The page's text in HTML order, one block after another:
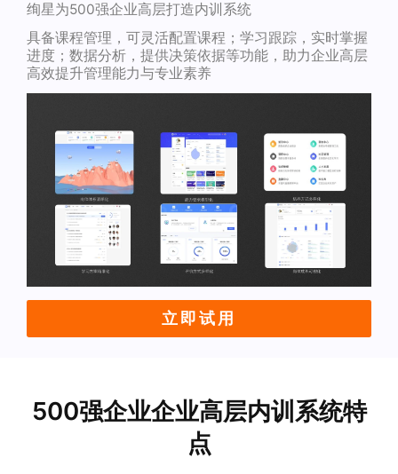
绚星为500强企业高层打造内训系统
具备课程管理，可灵活配置课程；学习跟踪，实时掌握
进度；数据分析，提供决策依据等功能，助力企业高层
高效提升管理能力与专业素养
立即试用
500强企业企业高层内训系统特
点